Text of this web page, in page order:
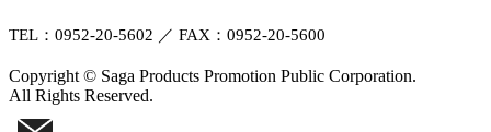
TEL：0952-20-5602 ／ FAX：0952-20-5600
Copyright © Saga Products Promotion Public Corporation.
All Rights Reserved.